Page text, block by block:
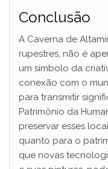
Conclusão
A Caverna de
rupestres, não é
um símbolo da
conexão com o
para transmitir
Patrimônio da
preservar esses
quanto para o
que novas